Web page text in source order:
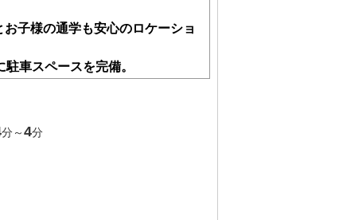
子様の通学も安心のロケーショ
車スペースを完備。
な暮らしをサポートする設備も充
ますので、お気軽にご請求くだ
分～4分